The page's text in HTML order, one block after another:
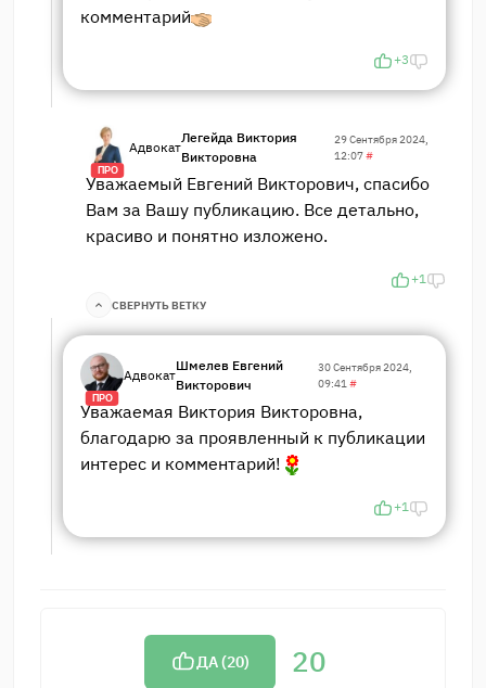
комментарий
+3
ПРО
Адвокат
Легейда Виктория
Викторовна
29 Сентября 2024,
12:07#
Уважаемый Евгений Викторович, спасибо
Вам за Вашу публикацию. Все детально,
красиво и понятно изложено.
+1
СВЕРНУТЬ ВЕТКУ
ПРО
Адвокат
Шмелев Евгений
Викторович
30 Сентября 2024,
09:41#
Уважаемая Виктория Викторовна,
благодарю за проявленный к публикации
интерес и комментарий!
+1
ДА (20) 20